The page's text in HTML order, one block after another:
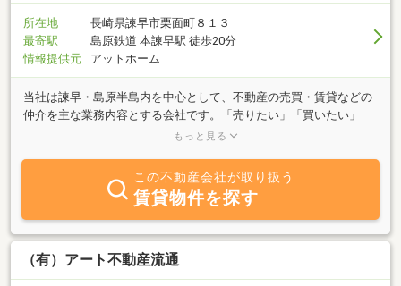
所在地
長崎県諫早市栗面町８１３
最寄駅
島原鉄道 本諫早駅 徒歩20分
情報提供元
アットホーム
当社は諫早・島原半島内を中心として、不動産の売買・賃貸などの
仲介を主な業務内容とする会社です。「売りたい」「買いたい」
「借りたい」をご希望の方、不動産に関する質問は何でも構いませ
産物件の収集は何かと大変ですが、当社の豊富な情報力でお客様の
お役に立てればと考えています。工務店も経営していますので、賃
貸物件で不具合が生じた場合にも迅速に対応します。是非、当社へ
ご相談下さい。
もっと見る
この不動産会社が取り扱う
賃貸物件を探す
（有）アート不動産流通